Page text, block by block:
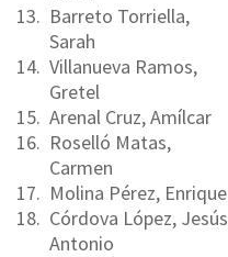
13. Barreto Torriella,
Sarah
14. Villanueva Ramos,
Gretel
15. Arenal Cruz, Amílcar
16. Roselló Matas,
Carmen
17. Molina Pérez, Enrique
18. Córdova López, Jesús
Antonio